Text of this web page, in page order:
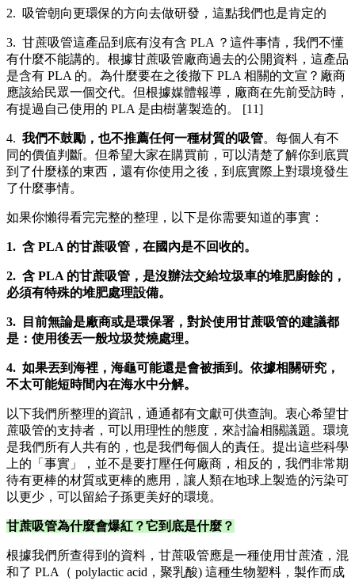
2. 吸管朝向更環保的方向去做研發，這點我們也是肯定的
3. 甘蔗吸管這產品到底有沒有含 PLA ？這件事情，我們不懂
有什麼不能講的。根據甘蔗吸管廠商過去的公開資料，這產品
是含有 PLA 的。為什麼要在之後撤下 PLA 相關的文宣？廠商
應該給民眾一個交代。但根據媒體報導，廠商在先前受訪時，
有提過自己使用的 PLA 是由樹薯製造的。 [11]
4. 我們不鼓勵，也不推薦任何一種材質的吸管。每個人有不
同的價值判斷。但希望大家在購買前，可以清楚了解你到底買
到了什麼樣的東西，還有你使用之後，到底實際上對環境發生
了什麼事情。
如果你懶得看完完整的整理，以下是你需要知道的事實：
1. 含 PLA 的甘蔗吸管，在國內是不回收的。
2. 含 PLA 的甘蔗吸管，是沒辦法交給垃圾車的堆肥廚餘的，
必須有特殊的堆肥處理設備。
3. 目前無論是廠商或是環保署，對於使用甘蔗吸管的建議都
是：使用後丟一般垃圾焚燒處理。
4. 如果丟到海裡，海龜可能還是會被插到。依據相關研究，
不太可能短時間內在海水中分解。
以下我們所整理的資訊，通通都有文獻可供查詢。衷心希望甘
蔗吸管的支持者，可以用理性的態度，來討論相關議題。環境
是我們所有人共有的，也是我們每個人的責任。提出這些科學
上的「事實」，並不是要打壓任何廠商，相反的，我們非常期
待有更棒的材質或更棒的應用，讓人類在地球上製造的污染可
以更少，可以留給子孫更美好的環境。
甘蔗吸管為什麼會爆紅？它到底是什麼？
根據我們所查得到的資料，甘蔗吸管應是一種使用甘蔗渣，混
和了 PLA（ polylactic acid，聚乳酸) 這種生物塑料，製作而成